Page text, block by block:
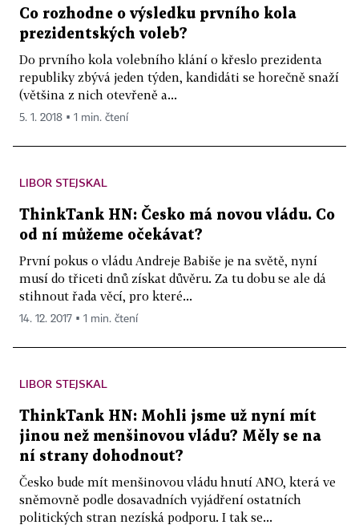
Co rozhodne o výsledku prvního kola
prezidentských voleb?
Do prvního kola volebního klání o křeslo prezidenta
republiky zbývá jeden týden, kandidáti se horečně snaží
(většina z nich otevřeně a...
5. 1. 2018 ▪ 1 min. čtení
LIBOR STEJSKAL
ThinkTank HN: Česko má novou vládu. Co
od ní můžeme očekávat?
První pokus o vládu Andreje Babiše je na světě, nyní
musí do třiceti dnů získat důvěru. Za tu dobu se ale dá
stihnout řada věcí, pro které...
14. 12. 2017 ▪ 1 min. čtení
LIBOR STEJSKAL
ThinkTank HN: Mohli jsme už nyní mít
jinou než menšinovou vládu? Měly se na
ní strany dohodnout?
Česko bude mít menšinovou vládu hnutí ANO, která ve
sněmovně podle dosavadních vyjádření ostatních
politických stran nezíská podporu. I tak se...